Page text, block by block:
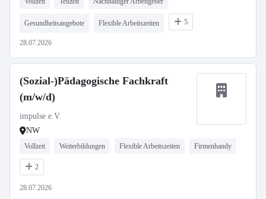
Gesundheitsangebote Flexible Arbeitszeiten 5
28.07.2026
(Sozial-)Pädagogische Fachkraft
(m/w/d)
impulse e.V.
NW
Vollzeit Weiterbildungen Flexible Arbeitszeiten Firmenhandy
2
28.07.2026